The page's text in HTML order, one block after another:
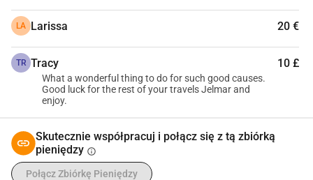
LA Larissa 20 €
TR Tracy 10 £
What a wonderful thing to do for such good causes.
Good luck for the rest of your travels Jelmar and
enjoy.
Skutecznie współpracuj i połącz się z tą zbiórką
pieniędzy info
Połącz Zbiórkę Pieniędzy